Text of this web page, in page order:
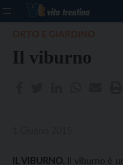
Il viburno
IL VIBURNO. Il viburno è